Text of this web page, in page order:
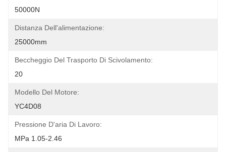
50000N
Distanza Dell'alimentazione:
25000mm
Beccheggio Del Trasporto Di Scivolamento:
20
Modello Del Motore:
YC4D08
Pressione D'aria Di Lavoro:
MPa 1.05-2.46